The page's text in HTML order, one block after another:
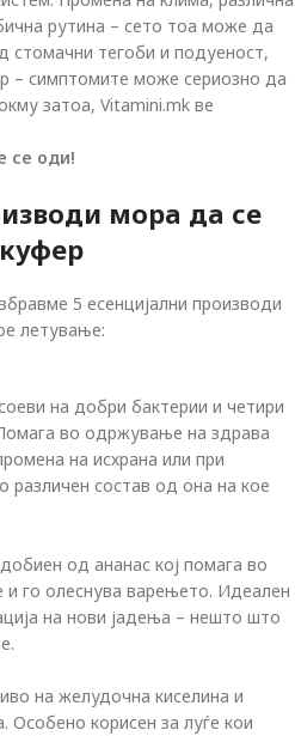
рутина – сето тоа може да
стомачни тегоби и подуеност,
– симптомите може сериозно да
затоа, Vitamini.mk ве
се оди!
мора да се
5 есенцијални производи
летување:
на добри бактерии и четири
во одржување на здрава
на исхрана или при
различен состав од она на кое
од ананас кој помага во
и го олеснува варењето. Идеален
на нови јадења – нешто што
на желудочна киселина и
Особено корисен за луѓе кои